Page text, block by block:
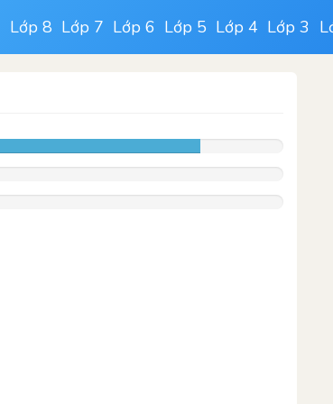
Lớp 8 Lớp 7 Lớp 6 Lớp 5 Lớp 4 Lớp 3